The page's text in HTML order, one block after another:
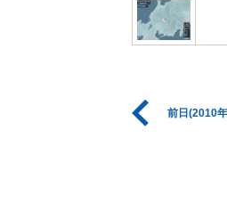
前日(2010